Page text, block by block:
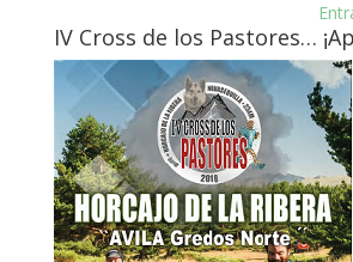
IV Cross de los Pastores…